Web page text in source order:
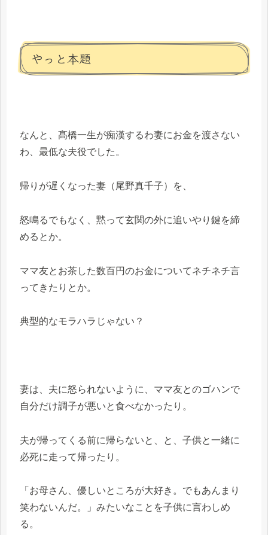
やっと本題
なんと、髙橋一生が痴漢するわ妻にお金を渡さない
わ、最低な夫役でした。
帰りが遅くなった妻（尾野真千子）を、
怒鳴るでもなく、黙って玄関の外に追いやり鍵を締
めるとか。
ママ友とお茶した数百円のお金についてネチネチ言
ってきたりとか。
典型的なモラハラじゃない？
妻は、夫に怒られないように、ママ友とのゴハンで
自分だけ調子が悪いと食べなかったり。
夫が帰ってくる前に帰らないと、と、子供と一緒に
必死に走って帰ったり。
「お母さん、優しいところが大好き。でもあんまり
笑わないんだ。」みたいなことを子供に言わしめ
る。